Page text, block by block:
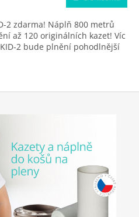
2 zdarma! Náplň 800 metrů
až 120 originálních kazet! Víc
2 bude plnění pohodlnější